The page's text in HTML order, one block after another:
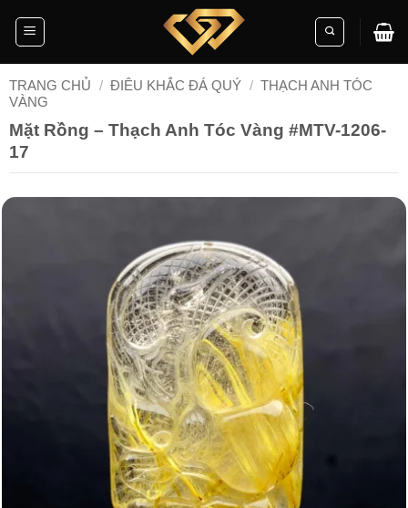
TRANG CHỦ / ĐIÊU KHẮC ĐÁ QUÝ / THẠCH ANH TÓC
VÀNG
Mặt Rồng – Thạch Anh Tóc Vàng #MTV-1206-
17